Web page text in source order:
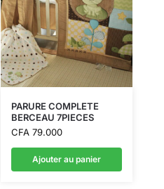
PARURE COMPLETE
BERCEAU 7PIECES
CFA79.000
Ajouter au panier